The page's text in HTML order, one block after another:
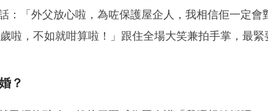
：「外父放心啦，為咗保護屋企人，我相信佢一定會
啦，不如就咁算啦！」跟住全場大笑兼拍手掌，最
？